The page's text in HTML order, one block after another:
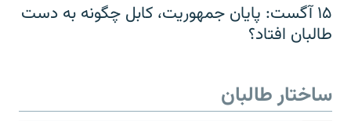
۱۵ آگست: پایان جمهوریت، کابل چگونه به دست
طالبان افتاد؟
ساختار طالبان